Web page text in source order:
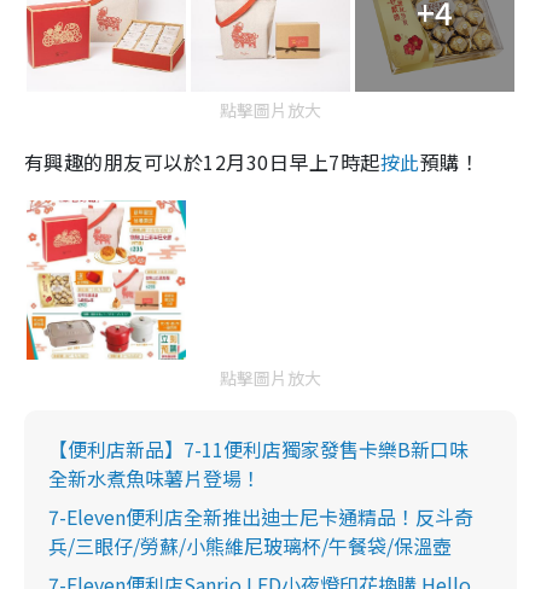
+4
點擊圖片放大
有興趣的朋友可以於12月30日早上7時起按此預購！
點擊圖片放大
【便利店新品】7-11便利店獨家發售卡樂B新口味
全新水煮魚味薯片登場！
7-Eleven便利店全新推出迪士尼卡通精品！反斗奇
兵/三眼仔/勞蘇/小熊維尼玻璃杯/午餐袋/保溫壺